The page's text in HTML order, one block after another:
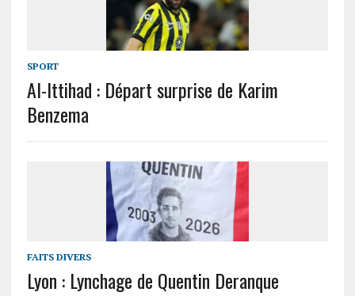
SPORT
Al-Ittihad : Départ surprise de Karim
Benzema
FAITS DIVERS
Lyon : Lynchage de Quentin Deranque